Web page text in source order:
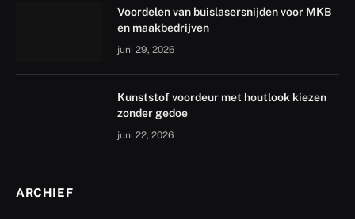
Voordelen van buislasersnijden voor MKB
en maakbedrijven
juni 29, 2026
Kunststof voordeur met houtlook kiezen
zonder gedoe
juni 22, 2026
ARCHIEF